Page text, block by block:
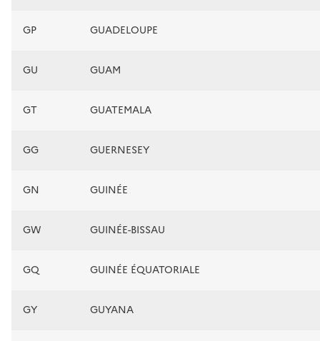
GP GUADELOUPE
GU GUAM
GT GUATEMALA
GG GUERNESEY
GN GUINÉE
GW GUINÉE-BISSAU
GQ GUINÉE ÉQUATORIALE
GY GUYANA